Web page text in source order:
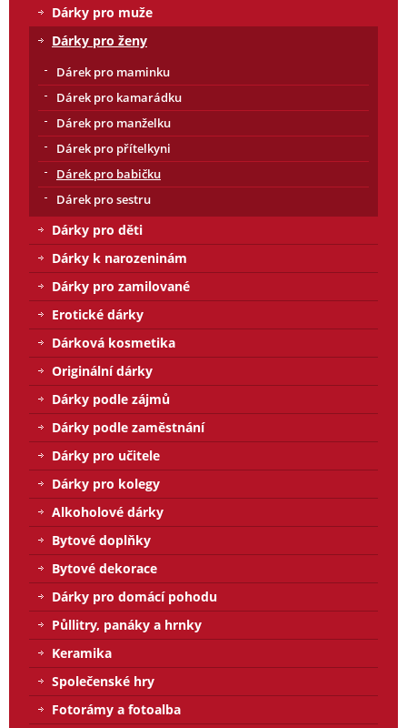
Dárky pro muže
Dárky pro ženy
Dárek pro maminku
Dárek pro kamarádku
Dárek pro manželku
Dárek pro přítelkyni
Dárek pro babičku
Dárek pro sestru
Dárky pro děti
Dárky k narozeninám
Dárky pro zamilované
Erotické dárky
Dárková kosmetika
Originální dárky
Dárky podle zájmů
Dárky podle zaměstnání
Dárky pro učitele
Dárky pro kolegy
Alkoholové dárky
Bytové doplňky
Bytové dekorace
Dárky pro domácí pohodu
Půllitry, panáky a hrnky
Keramika
Společenské hry
Fotorámy a fotoalba